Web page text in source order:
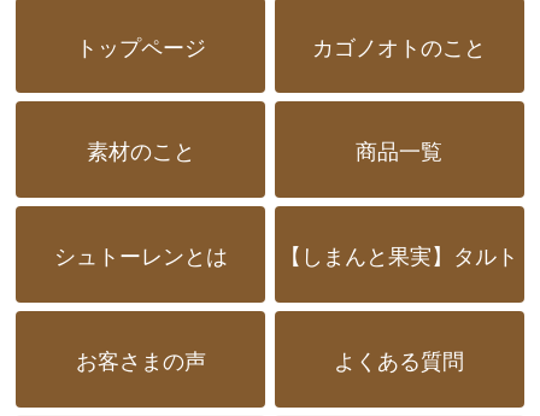
トップページ カゴノオトのこと
素材のこと 商品一覧
シュトーレンとは 【しまんと果実】タルト
お客さまの声 よくある質問